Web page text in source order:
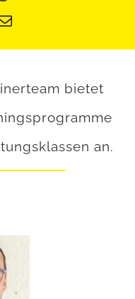
bietet
an.